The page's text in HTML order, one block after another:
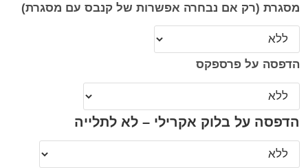
מסגרת (רק אם נבחרה אפשרות של קנבס עם מסגרת)
הדפסה על פרספקס
הדפסה על בלוק אקרילי – לא לתלייה